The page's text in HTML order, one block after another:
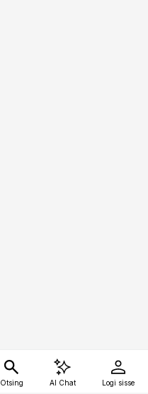
Otsing AI Chat Logi sisse